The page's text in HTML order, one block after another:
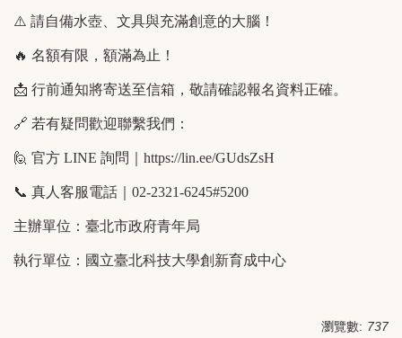
⚠ 請自備水壺、文具與充滿創意的大腦！
🔥 名額有限，額滿為止！
📩 行前通知將寄送至信箱，敬請確認報名資料正確。
🔗 若有疑問歡迎聯繫我們：
🙋 官方 LINE 詢問｜ https://lin.ee/GUdsZsH
📞 真人客服電話｜02-2321-6245#5200
主辦單位：臺北市政府青年局
執行單位：國立臺北科技大學創新育成中心
瀏覽數: 737